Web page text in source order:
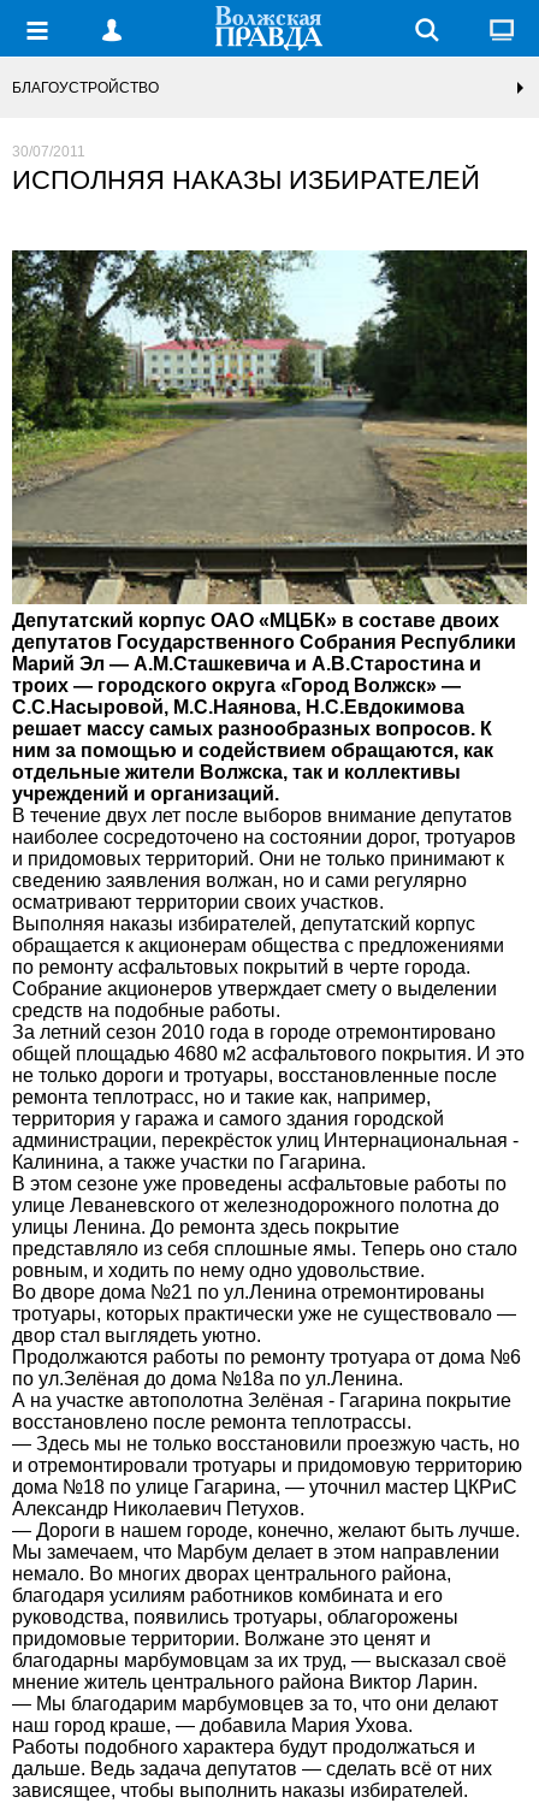
БЛАГОУСТРОЙСТВО
30/07/2011
ИСПОЛНЯЯ НАКАЗЫ ИЗБИРАТЕЛЕЙ
Депутатский корпус ОАО «МЦБК» в составе двоих
депутатов Государственного Собрания Республики
Марий Эл — А.М.Сташкевича и А.В.Старостина и
троих — городского округа «Город Волжск» —
С.С.Насыровой, М.С.Наянова, Н.С.Евдокимова
решает массу самых разнообразных вопросов. К
ним за помощью и содействием обращаются, как
отдельные жители Волжска, так и коллективы
учреждений и организаций.
В течение двух лет после выборов внимание депутатов
наиболее сосредоточено на состоянии дорог, тротуаров
и придомовых территорий. Они не только принимают к
сведению заявления волжан, но и сами регулярно
осматривают территории своих участков.
Выполняя наказы избирателей, депутатский корпус
обращается к акционерам общества с предложениями
по ремонту асфальтовых покрытий в черте города.
Собрание акционеров утверждает смету о выделении
средств на подобные работы.
За летний сезон 2010 года в городе отремонтировано
общей площадью 4680 м2 асфальтового покрытия. И это
не только дороги и тротуары, восстановленные после
ремонта теплотрасс, но и такие как, например,
территория у гаража и самого здания городской
администрации, перекрёсток улиц Интернациональная -
Калинина, а также участки по Гагарина.
В этом сезоне уже проведены асфальтовые работы по
улице Леваневского от железнодорожного полотна до
улицы Ленина. До ремонта здесь покрытие
представляло из себя сплошные ямы. Теперь оно стало
ровным, и ходить по нему одно удовольствие.
Во дворе дома №21 по ул.Ленина отремонтированы
тротуары, которых практически уже не существовало —
двор стал выглядеть уютно.
Продолжаются работы по ремонту тротуара от дома №6
по ул.Зелёная до дома №18а по ул.Ленина.
А на участке автополотна Зелёная - Гагарина покрытие
восстановлено после ремонта теплотрассы.
— Здесь мы не только восстановили проезжую часть, но
и отремонтировали тротуары и придомовую территорию
дома №18 по улице Гагарина, — уточнил мастер ЦКРиС
Александр Николаевич Петухов.
— Дороги в нашем городе, конечно, желают быть лучше.
Мы замечаем, что Марбум делает в этом направлении
немало. Во многих дворах центрального района,
благодаря усилиям работников комбината и его
руководства, появились тротуары, облагорожены
придомовые территории. Волжане это ценят и
благодарны марбумовцам за их труд, — высказал своё
мнение житель центрального района Виктор Ларин.
— Мы благодарим марбумовцев за то, что они делают
наш город краше, — добавила Мария Ухова.
Работы подобного характера будут продолжаться и
дальше. Ведь задача депутатов — сделать всё от них
зависящее, чтобы выполнить наказы избирателей.